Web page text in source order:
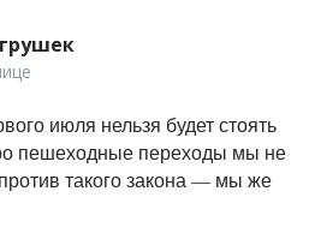
июля нельзя будет стоять
пешеходные переходы мы не
такого закона — мы же